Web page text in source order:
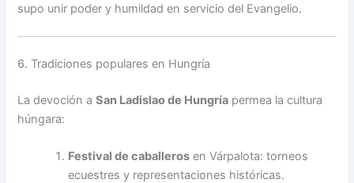
supo unir poder y humildad en servicio del Evangelio.
6. Tradiciones populares en Hungría
La devoción aSan Ladislao de Hungría permea la cultura
húngara:
Festival de caballeros en Várpalota: torneos
ecuestres y representaciones históricas.